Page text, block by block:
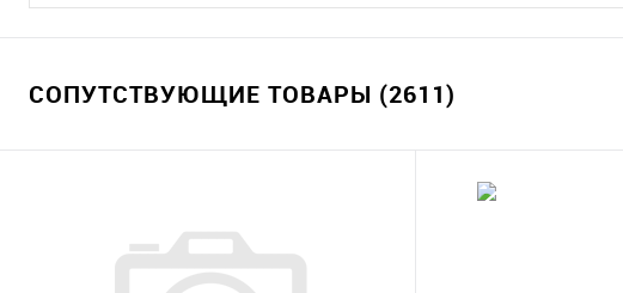
СОПУТСТВУЮЩИЕ ТОВАРЫ (2611)